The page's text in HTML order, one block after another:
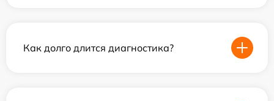
Как долго длится диагностика?